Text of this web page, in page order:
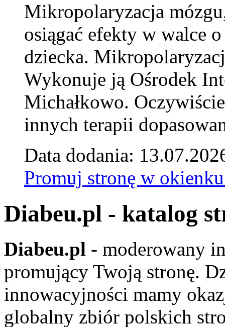
Mikropolaryzacja
osiągać efekty w walce
dziecka.
Wykonuje ją Ośrodek
Michałkowo.
innych terapii
Data dodania:
Promuj stronę w
Diabeu.pl - katalog
Diabeu.pl - moderowany
promujący Twoją stronę.
innowacyjności mamy
globalny zbiór polskich